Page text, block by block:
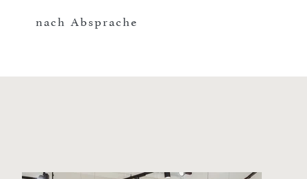
nach Absprache